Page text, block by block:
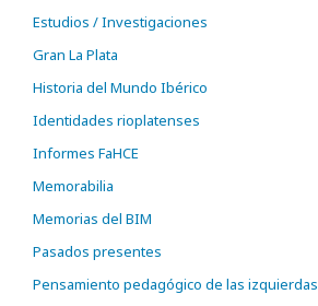
Estudios / Investigaciones
Gran La Plata
Historia del Mundo Ibérico
Identidades rioplatenses
Informes FaHCE
Memorabilia
Memorias del BIM
Pasados presentes
Pensamiento pedagógico de las izquierdas